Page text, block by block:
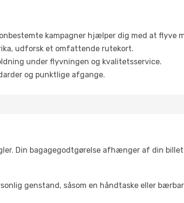
kampagner hjælper dig med at flyve
udforsk et omfattende rutekort.
under flyvningen og kvalitetsservice.
og punktlige afgange.
Din bagagegodtgørelse afhænger af din
genstand, såsom en håndtaske eller